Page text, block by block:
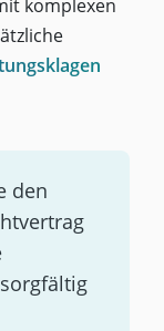
komplexen
den